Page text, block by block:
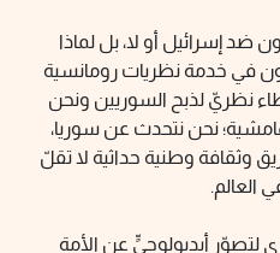
ضد إسرائيل أو لا، بل لماذا
في خدمة نظريات رومانسية
نظريّ لذبح السوريين ونحن
نحن نتحدث عن سوريا،
وثقافة وطنية حداثية لا تقلّ
العالم.
لتصوّرٍ أيديولوجيٍّ عن الأمة